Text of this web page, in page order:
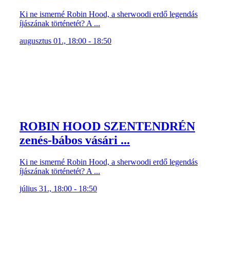
Ki ne ismerné Robin Hood, a sherwoodi erdő legendás
íjászának történetét? A ...
augusztus 01., 18:00 - 18:50
ROBIN HOOD SZENTENDRÉN
zenés-bábos vásári ...
Ki ne ismerné Robin Hood, a sherwoodi erdő legendás
íjászának történetét? A ...
július 31., 18:00 - 18:50